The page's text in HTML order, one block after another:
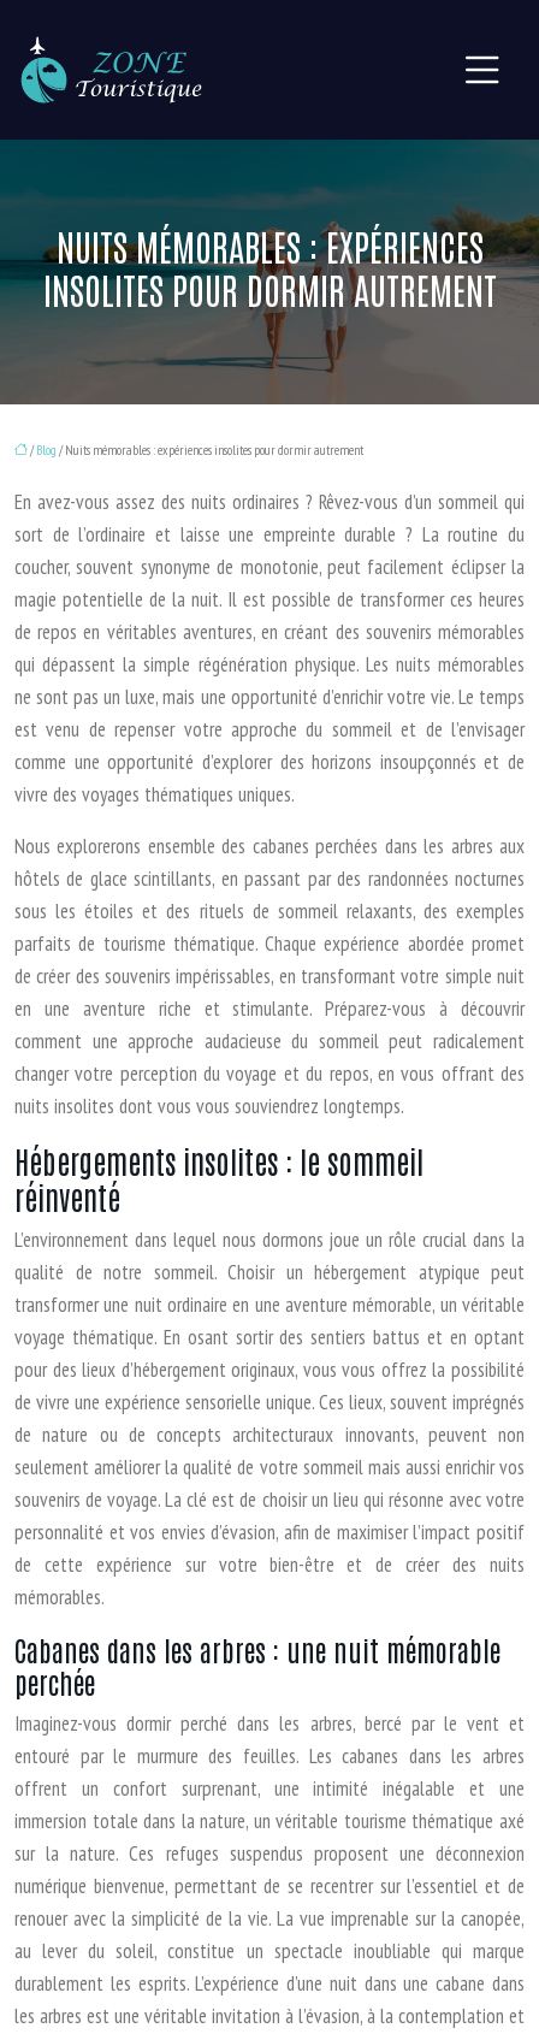
NUITS MÉMORABLES : EXPÉRIENCES
INSOLITES POUR DORMIR AUTREMENT
/Blog / Nuits mémorables : expériences insolites pour dormir autrement
En avez-vous assez des nuits ordinaires ? Rêvez-vous d’un sommeil qui
sort de l’ordinaire et laisse une empreinte durable ? La routine du
coucher, souvent synonyme de monotonie, peut facilement éclipser la
magie potentielle de la nuit. Il est possible de transformer ces heures
de repos en véritables aventures, en créant des souvenirs mémorables
qui dépassent la simple régénération physique. Les nuits mémorables
ne sont pas un luxe, mais une opportunité d’enrichir votre vie. Le temps
est venu de repenser votre approche du sommeil et de l’envisager
comme une opportunité d’explorer des horizons insoupçonnés et de
vivre des voyages thématiques uniques.
Nous explorerons ensemble des cabanes perchées dans les arbres aux
hôtels de glace scintillants, en passant par des randonnées nocturnes
sous les étoiles et des rituels de sommeil relaxants, des exemples
parfaits de tourisme thématique. Chaque expérience abordée promet
de créer des souvenirs impérissables, en transformant votre simple nuit
en une aventure riche et stimulante. Préparez-vous à découvrir
comment une approche audacieuse du sommeil peut radicalement
changer votre perception du voyage et du repos, en vous offrant des
nuits insolites dont vous vous souviendrez longtemps.
Hébergements insolites : le sommeil
réinventé
L’environnement dans lequel nous dormons joue un rôle crucial dans la
qualité de notre sommeil. Choisir un hébergement atypique peut
transformer une nuit ordinaire en une aventure mémorable, un véritable
voyage thématique. En osant sortir des sentiers battus et en optant
pour des lieux d’hébergement originaux, vous vous offrez la possibilité
de vivre une expérience sensorielle unique. Ces lieux, souvent imprégnés
de nature ou de concepts architecturaux innovants, peuvent non
seulement améliorer la qualité de votre sommeil mais aussi enrichir vos
souvenirs de voyage. La clé est de choisir un lieu qui résonne avec votre
personnalité et vos envies d’évasion, afin de maximiser l’impact positif
de cette expérience sur votre bien-être et de créer des nuits
mémorables.
Cabanes dans les arbres : une nuit mémorable
perchée
Imaginez-vous dormir perché dans les arbres, bercé par le vent et
entouré par le murmure des feuilles. Les cabanes dans les arbres
offrent un confort surprenant, une intimité inégalable et une
immersion totale dans la nature, un véritable tourisme thématique axé
sur la nature. Ces refuges suspendus proposent une déconnexion
numérique bienvenue, permettant de se recentrer sur l’essentiel et de
renouer avec la simplicité de la vie. La vue imprenable sur la canopée,
au lever du soleil, constitue un spectacle inoubliable qui marque
durablement les esprits. L’expérience d’une nuit dans une cabane dans
les arbres est une véritable invitation à l’évasion, à la contemplation et